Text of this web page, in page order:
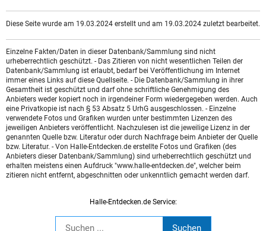
Diese Seite wurde am 19.03.2024 erstellt und am 19.03.2024 zuletzt bearbeitet.
Einzelne Fakten/Daten in dieser Datenbank/Sammlung sind nicht
urheberrechtlich geschützt. - Das Zitieren von nicht wesentlichen Teilen der
Datenbank/Sammlung ist erlaubt, bedarf bei Veröffentlichung im Internet
immer eines Links auf diese Quellseite. - Die Datenbank/Sammlung in ihrer
Gesamtheit ist geschützt und darf ohne schriftliche Genehmigung des
Anbieters weder kopiert noch in irgendeiner Form wiedergegeben werden. Auch
eine Privatkopie ist nach § 53 Absatz 5 UrhG ausgeschlossen. - Einzelne
verwendete Fotos und Grafiken wurden unter bestimmten Lizenzen des
jeweiligen Anbieters veröffentlicht. Nachzulesen ist die jeweilige Lizenz in der
genannten Quelle bzw. Literatur oder durch Nachfrage beim Anbieter der Quelle
bzw. Literatur. - Von Halle-Entdecken.de erstellte Fotos und Grafiken (des
Anbieters dieser Datenbank/Sammlung) sind urheberrechtlich geschützt und
erhalten meistens einen Aufdruck "www.halle-entdecken.de", welcher beim
zitieren nicht entfernt, abgeschnitten oder unkenntlich gemacht werden darf.
Halle-Entdecken.de Service: